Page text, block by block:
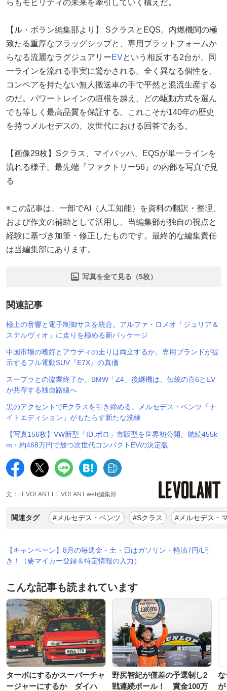
らもモビリティの未来を牽引していく構えだ。
【ル・ボラン編集部より】 SクラスとEQS。内燃機関の極
致たる重厚なフラッグシップと、専用プラットフォームか
らなる流麗なラグジュアリーEVという相反する2台が、同
一ラインを流れる事実に驚かされる。全く異なる個性を、
コンベアを持たない無人搬送車の手で平然と混流生産する
のだ。パワートレインの垣根を越え、どの駆動方式を選ん
でも等しく最高品質を保証する。これこそが140年の歴史
を持つメルセデスの、次世代における回答である。
【画像29枚】Sクラス、マイバッハ、EQSが単一ラインを
流れる様子。最先端『ファクトリー56』の内部を写真で見
る
※この記事は、一部でAI（人工知能）を資料の翻訳・整理、
および作文の補助として活用し、当編集部が独自の視点と
経験に基づき加筆・修正したものです。最終的な編集責任
は当編集部にあります。
写真を全て見る（5枚）
関連記事
極上の音響と電子制御サスを統合。アルファ・ロメオ「ジュリア＆
ステルヴィオ」に走りを極める新パッケージ
中国市場の嗜好とアウディの走りは両立するか。専用ブランドが提
示するフル電動SUV『E7X』の真価
スープラとの協業終了か。BMW「Z4」後継機は、伝統の直6とEV
が共存する独自路線へ
黒のアクセントでEクラスを引き締める。メルセデス・ベンツ「ナ
イトエディション」がもたらす新たな洗練
【写真156枚】VW新型「ID.ポロ」市販型を世界初公開。航続455k
m・約468万円で放つ次世代コンパクトEVの決定版
文：LEVOLANT LE VOLANT web編集部
関連タグ #メルセデス・ベンツ #Sクラス #メルセデス・
【キャンペーン】8月の毎週金・土・日はガソリン・軽油7円/L引
き！（要マイカー登録＆特定情報の入力）
こんな記事も読まれています
ターボにするかスーパーチャ
ージャーにするか ダイハ
野尻智紀が僅差の予選制し2
戦連続ポール！ 賞金100万
な
が